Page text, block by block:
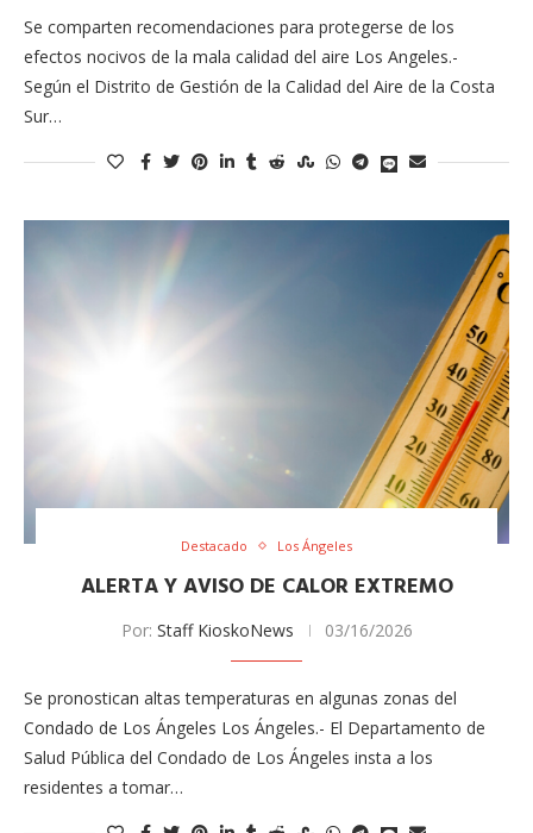
Se comparten recomendaciones para protegerse de los
efectos nocivos de la mala calidad del aire Los Angeles.-
Según el Distrito de Gestión de la Calidad del Aire de la Costa
Sur…
Destacado Los Ángeles
ALERTA Y AVISO DE CALOR EXTREMO
Por: Staff KioskoNews 03/16/2026
Se pronostican altas temperaturas en algunas zonas del
Condado de Los Ángeles Los Ángeles.- El Departamento de
Salud Pública del Condado de Los Ángeles insta a los
residentes a tomar…